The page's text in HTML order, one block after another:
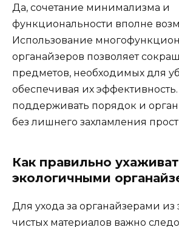
Да, сочетание минимализма и
функциональности вполне
Использование
органайзеров позволяет
предметов, необходимых для
обеспечивая их
поддерживать порядок и
без лишнего захламления
Как правильно
экологичными
Для ухода за органайзерами из
чистых материалов важно